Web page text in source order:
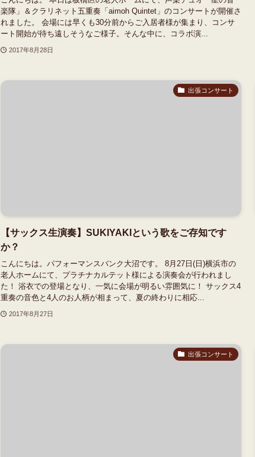
楽隊」＆クラリネット五重奏「aimoh Quintet」のコンサートが開催さ
れました。 会場には早くも30分前からご入居者様が集まり、コンサ
ート開始が待ち遠しそうなご様子。そんな中に、コラボ演...
2017年8月28日
出張コンサート
【サックス生演奏】SUKIYAKIという歌をご存知です
か？
こんにちは。パフォーマンスバンク大沼です。 8月27日(日)横浜市の
老人ホームにて、プラチナカルテット様による演奏会が行われまし
た！ 浴衣での登場となり、一気に会場が明るい雰囲気に！ サックス4
重奏の音色と4人のお人柄が相まって、夏の終わりに相応...
2017年8月27日
出張コンサート